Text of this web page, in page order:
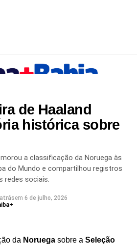
de Haaland
histórica sobre
a classificação da Noruega às
do Mundo e compartilhou registros
redes sociais.
em 6 de julho, 2026
da Noruegasobre a Seleção